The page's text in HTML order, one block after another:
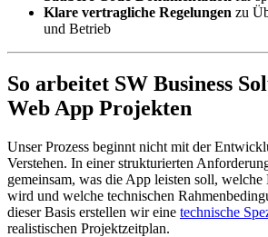
Klare vertragliche Regelungen zu
und Betrieb
So arbeitet SW Business
Web App Projekten
Unser Prozess beginnt nicht mit der
Verstehen. In einer strukturierten
gemeinsam, was die App leisten soll, welche
wird und welche technischen
dieser Basis erstellen wir eine technische
realistischen Projektzeitplan.